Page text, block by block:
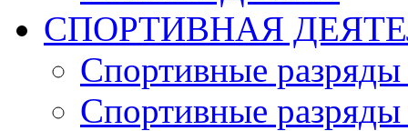
СПОРТИВНАЯ
Спортивные
Спортивные